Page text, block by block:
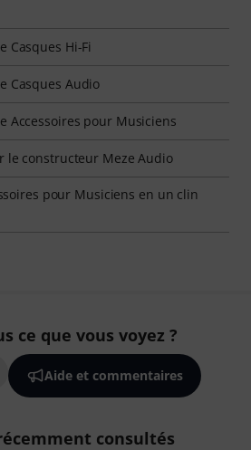
Casques Hi-Fi
Casques Audio
Accessoires pour Musiciens
le constructeur Meze Audio
pour Musiciens en un clin
ce que vous voyez ?
Aide et commentaires
consultés